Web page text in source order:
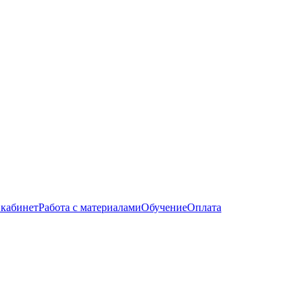
Работа с материаламиОбучениеОплата